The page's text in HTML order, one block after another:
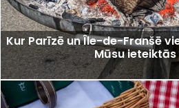
Kur Parīzē un Île-de-Franšē
Mūsu